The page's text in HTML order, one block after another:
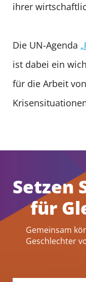
ihrer
Die UN-Agenda
ist dabei ein
für die Arbeit
Setzen
für
Gemeinsam
Geschlechter